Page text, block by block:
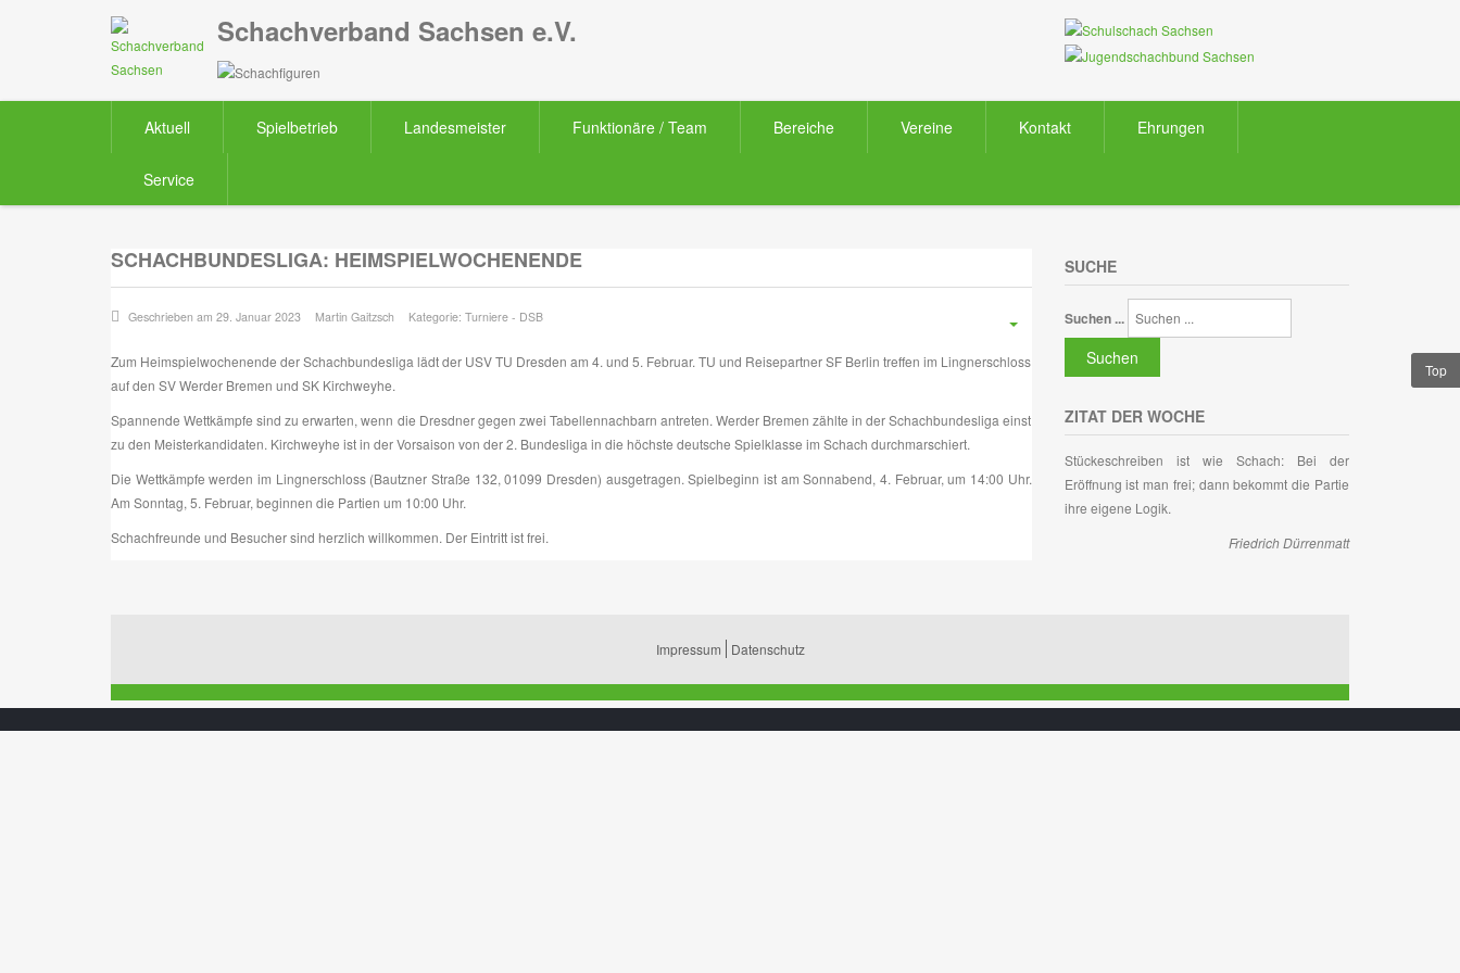
Schachverband Sachsen e.V.
Aktuell Spielbetrieb Landesmeister Funktionäre / Team Bereiche Vereine Kontakt Ehrungen
Service
SCHACHBUNDESLIGA: HEIMSPIELWOCHENENDE
Geschrieben am 29. Januar 2023 Martin Gaitzsch Kategorie: Turniere - DSB
Zum Heimspielwochenende der Schachbundesliga lädt der USV TU Dresden am 4. und 5. Februar. TU und Reisepartner SF Berlin treffen im Lingnerschloss
auf den SV Werder Bremen und SK Kirchweyhe.
Spannende Wettkämpfe sind zu erwarten, wenn die Dresdner gegen zwei Tabellennachbarn antreten. Werder Bremen zählte in der Schachbundesliga einst
zu den Meisterkandidaten. Kirchweyhe ist in der Vorsaison von der 2. Bundesliga in die höchste deutsche Spielklasse im Schach durchmarschiert.
Die Wettkämpfe werden im Lingnerschloss (Bautzner Straße 132, 01099 Dresden) ausgetragen. Spielbeginn ist am Sonnabend, 4. Februar, um 14:00 Uhr.
Am Sonntag, 5. Februar, beginnen die Partien um 10:00 Uhr.
Schachfreunde und Besucher sind herzlich willkommen. Der Eintritt ist frei.
SUCHE
Suchen ...
Suchen
ZITAT DER WOCHE
Stückeschreiben ist wie Schach: Bei der
Eröffnung ist man frei; dann bekommt die Partie
ihre eigene Logik.
Friedrich Dürrenmatt
Impressum Datenschutz
Top